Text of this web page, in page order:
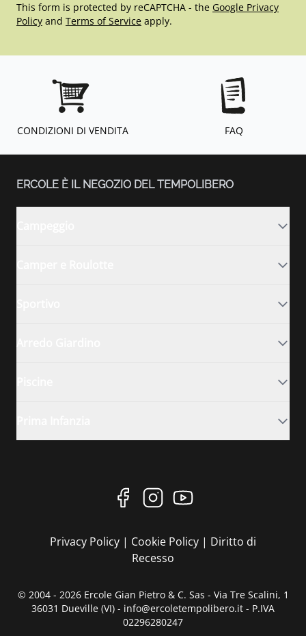
This form is protected by reCAPTCHA - the Google Privacy
Policy and Terms of Service apply.
CONDIZIONI DI VENDITA FAQ
ERCOLE È IL NEGOZIO DEL TEMPOLIBERO
Privacy Policy | Cookie Policy | Diritto di
Recesso
© 2004 - 2026 Ercole Gian Pietro & C. Sas - Via Tre Scalini, 1
36031 Dueville (VI) - info@ercoletempolibero.it - P.IVA
02296280247